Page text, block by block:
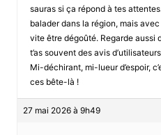
sauras si ça répond à tes
balader dans la région, mais
vite être dégoûté. Regarde aussi
t’as souvent des avis
Mi-déchirant, mi-lueur d’espoir,
ces bête-là !
27 mai 2026 à 9h49